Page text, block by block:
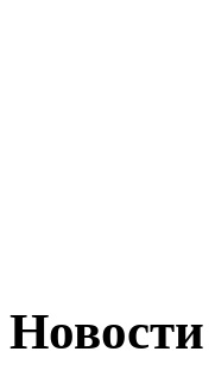
Новости